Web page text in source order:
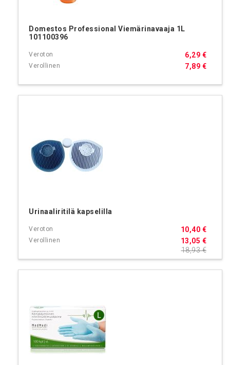
Domestos Professional Viemärinavaaja 1L
101100396
7,89 €
6,29 €
Urinaaliritilä kapselilla
13,05 €
10,40 €
18,93 €